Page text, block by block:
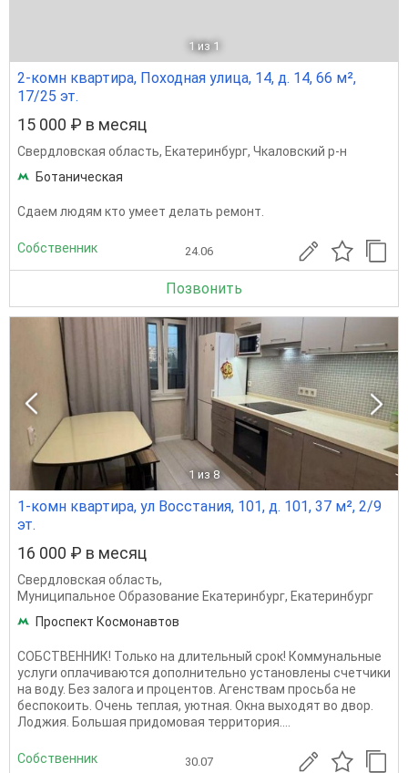
1 из 1
2-комн квартира, Походная улица, 14, д. 14, 66 м²,
17/25 эт.
15 000 ₽ в месяц
Свердловская область, Екатеринбург, Чкаловский р-н
Ботаническая
Сдаем людям кто умеет делать ремонт.
Собственник 24.06
Позвонить
1 из 8
1-комн квартира, ул Восстания, 101, д. 101, 37 м², 2/9
эт.
16 000 ₽ в месяц
Свердловская область,
Муниципальное Образование Екатеринбург, Екатеринбург
Проспект Космонавтов
СОБСТВЕННИК! Только на длительный срок! Коммунальные
услуги оплачиваются дополнительно установлены счетчики
на воду. Без залога и процентов. Агенствам просьба не
беспокоить. Очень теплая, уютная. Окна выходят во двор.
Лоджия. Большая придомовая территория....
Собственник 30.07